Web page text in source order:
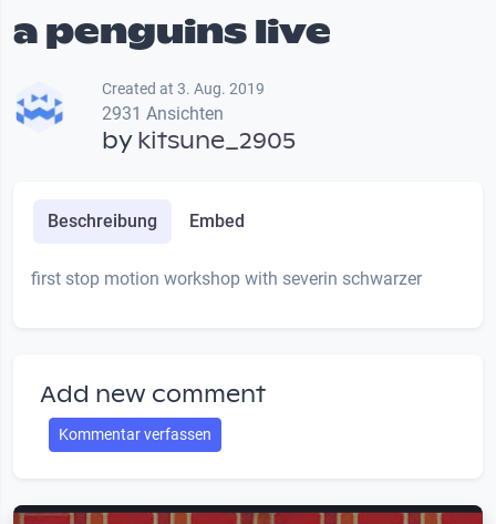
a penguins live
Created at 3. Aug. 2019
2931 Ansichten
bykitsune_2905
Beschreibung Embed
first stop motion workshop with severin schwarzer
Add new comment
Kommentar verfassen